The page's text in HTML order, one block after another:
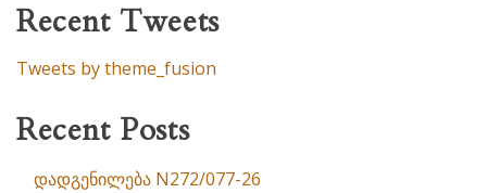
Recent Tweets
Tweets by theme_fusion
Recent Posts
დადგენილება N272/077-26